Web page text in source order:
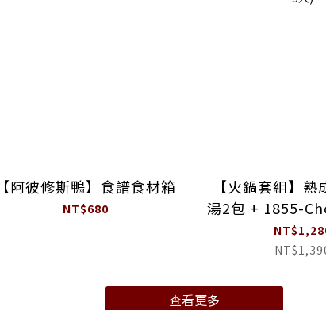
【阿彼修斯鴨】食譜食材箱
NT$680
【火鍋套組】
湯2包 + 1855-
肌牛肉片2盒 (
查看更多